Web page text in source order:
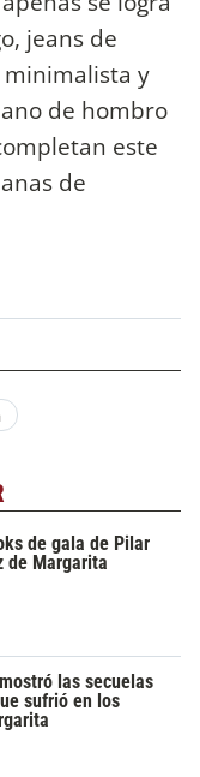
jeans de
y
de hombro
este
de
de gala de Pilar
de Margarita
las secuelas
sufrió en los